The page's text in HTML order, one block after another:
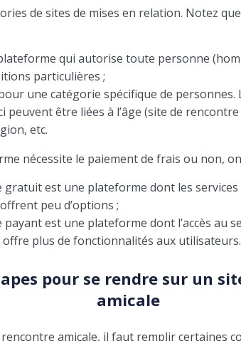
de sites de mises en relation. Notez
qui autorise toute personne
particulières ;
une catégorie spécifique de
peuvent être liées à l’âge (site de
etc.
nécessite le paiement de frais ou non,
gratuit est une plateforme dont les
peu d’options ;
est une plateforme dont l’accès au
plus de fonctionnalités aux utilisateurs.
pour se rendre sur un
amicale
amicale, il faut remplir certaines